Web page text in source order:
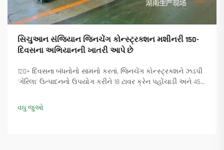
સિચુઆન સંજિયાન જિનચેંગ કોન્સ્ટ્રક્શન મશીનરી 150-
દિવસના અભિયાનની ખાતરી આપે છે
120+ દિવસના બંધનોનો સામનો કરતાં, જિનચેંગ કોન્સ્ટ્રક્શને ઝડપી
'ગેરિલા' ઉત્પાદનનો ઉપયોગ કરીને 18 ટાવર ક્રેન પહોંચાડી અને 45+
વધુ માહિતી મેળવો.
વધુ જુઓ